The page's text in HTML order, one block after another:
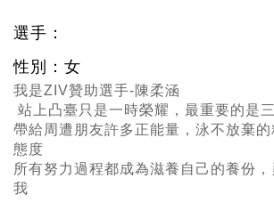
選手：
性別：女
我是ZIV贊助選手-陳柔涵
站上凸臺只是一時榮耀，最重要的是
帶給周遭朋友許多正能量，泳不放棄
態度
所有努力過程都成為滋養自己的養份
我